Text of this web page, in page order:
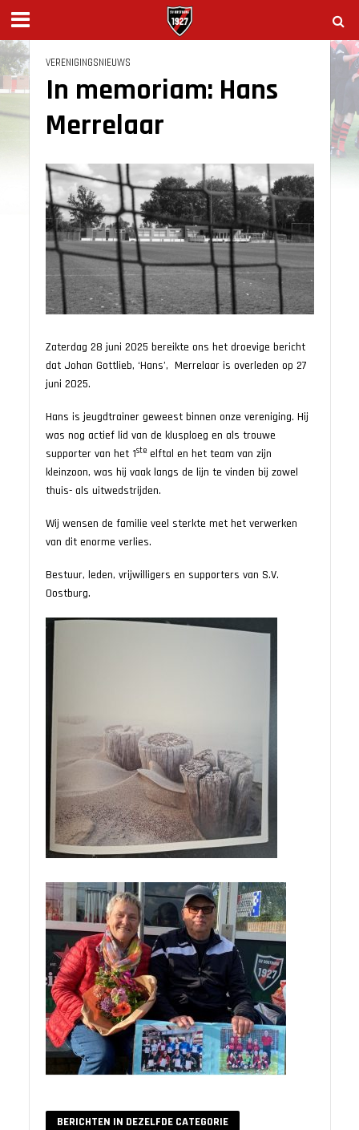
VERENIGINGSNIEUWS
In memoriam: Hans
Merrelaar
Zaterdag 28 juni 2025 bereikte ons het droevige bericht
dat Johan Gottlieb, ‘Hans’, Merrelaar is overleden op 27
juni 2025.
Hans is jeugdtrainer geweest binnen onze vereniging. Hij
was nog actief lid van de klusploeg en als trouwe
supporter van het 1steelftal en het team van zijn
kleinzoon, was hij vaak langs de lijn te vinden bij zowel
thuis- als uitwedstrijden.
Wij wensen de familie veel sterkte met het verwerken
van dit enorme verlies.
Bestuur, leden, vrijwilligers en supporters van S.V.
Oostburg.
BERICHTEN IN DEZELFDE CATEGORIE